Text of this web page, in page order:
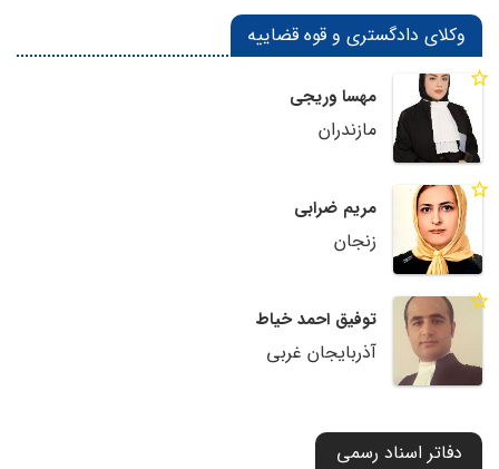
وکلای دادگستری و قوه قضاییه
مهسا وریجی
مازندران
مریم ضرابی
زنجان
توفیق احمد خیاط
آذربایجان غربی
دفاتر اسناد رسمی